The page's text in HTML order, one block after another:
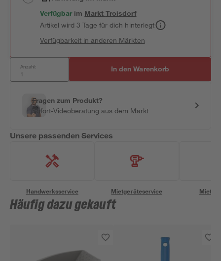
Verfügbar im MarktTroisdorf
Artikel wird 3 Tage für dich hinterlegt
Verfügbarkeit in anderen Märkten
Anzahl: In den Warenkorb
Fragen zum Produkt?
Sofort-Videoberatung aus dem Markt
Unsere passenden Services
Handwerksservice Mietgeräteservice
Häufig dazu gekauft